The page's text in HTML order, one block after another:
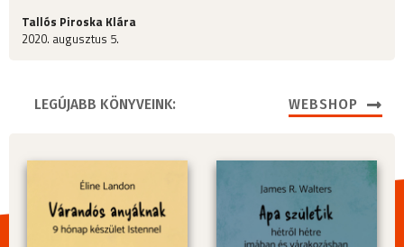
Tallós Piroska Klára
2020. augusztus 5.
LEGÚJABB KÖNYVEINK: WEBSHOP